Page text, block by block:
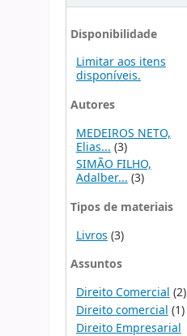
Disponibilidade
Limitar aos itens
disponíveis.
Autores
MEDEIROS NETO,
Elias... (3)
SIMÃO FILHO,
Adalber...(3)
Tipos de materiais
Livros (3)
Assuntos
Direito Comercial (2)
Direito comercial (1)
Direito Empresarial